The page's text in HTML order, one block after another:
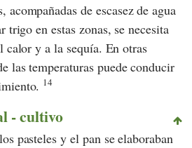
acompañadas de escasez de agua
trigo en estas zonas, se necesita
calor y a la sequía. En otras
las temperaturas puede conducir
14
- cultivo
pasteles y el pan se elaboraban